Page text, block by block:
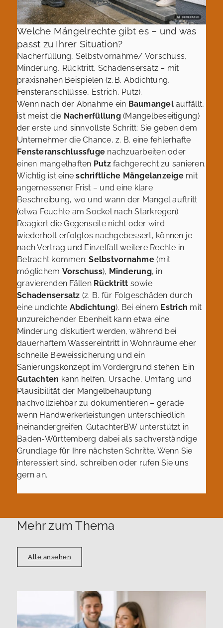
Welche Mängelrechte gibt es – und was
passt zu Ihrer Situation?
Nacherfüllung, Selbstvornahme/ Vorschuss,
Minderung, Rücktritt, Schadensersatz – mit
praxisnahen Beispielen (z. B. Abdichtung,
Fensteranschlüsse, Estrich, Putz).
Wenn nach der Abnahme ein Baumangelauffällt,
ist meist die Nacherfüllung(Mangelbeseitigung)
der erste und sinnvollste Schritt: Sie geben dem
Unternehmer die Chance, z. B. eine fehlerhafte
Fensteranschlussfuge nachzuarbeiten oder
einen mangelhaften Putzfachgerecht zu sanieren.
Wichtig ist eineschriftliche Mängelanzeigemit
angemessener Frist – und eine klare
Beschreibung, wo und wann der Mangel auftritt
(etwa Feuchte am Sockel nach Starkregen).
Reagiert die Gegenseite nicht oder wird
wiederholt erfolglos nachgebessert, können je
nach Vertrag und Einzelfall weitere Rechte in
Betracht kommen:Selbstvornahme(mit
möglichem Vorschuss), Minderung, in
gravierenden Fällen Rücktritt sowie
Schadensersatz (z. B. für Folgeschäden durch
eine undichte Abdichtung). Bei einem Estrich mit
unzureichender Ebenheit kann etwa eine
Minderung diskutiert werden, während bei
dauerhaftem Wassereintritt in Wohnräume eher
schnelle Beweissicherung und ein
Sanierungskonzept im Vordergrund stehen. Ein
Gutachten kann helfen, Ursache, Umfang und
Plausibilität der Mangelbehauptung
nachvollziehbar zu dokumentieren – gerade
wenn Handwerkerleistungen unterschiedlich
ineinandergreifen. GutachterBW unterstützt in
Baden-Württemberg dabei als sachverständige
Grundlage für Ihre nächsten Schritte. Wenn Sie
interessiert sind, schreiben oder rufen Sie uns
gern an.
Mehr zum Thema
Alle ansehen